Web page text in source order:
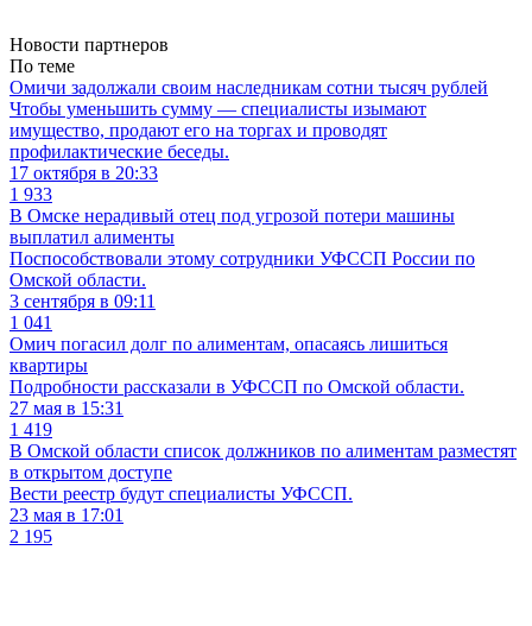
Новости партнеров
По теме
Омичи задолжали своим наследникам сотни тысяч рублей
Чтобы уменьшить сумму — специалисты изымают
имущество, продают его на торгах и проводят
профилактические беседы.
17 октября в 20:33
1 933
В Омске нерадивый отец под угрозой потери машины
выплатил алименты
Поспособствовали этому сотрудники УФССП России по
Омской области.
3 сентября в 09:11
1 041
Омич погасил долг по алиментам, опасаясь лишиться
квартиры
Подробности рассказали в УФССП по Омской области.
27 мая в 15:31
1 419
В Омской области список должников по алиментам разместят
в открытом доступе
Вести реестр будут специалисты УФССП.
23 мая в 17:01
2 195